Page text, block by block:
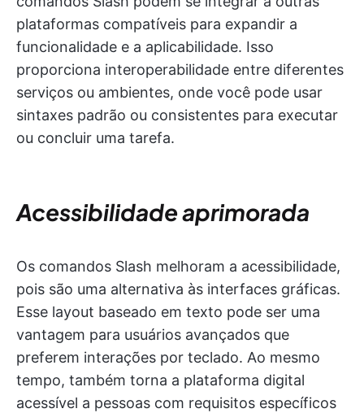
plataformas compatíveis para expandir a
funcionalidade e a aplicabilidade. Isso
proporciona interoperabilidade entre diferentes
serviços ou ambientes, onde você pode usar
sintaxes padrão ou consistentes para executar
ou concluir uma tarefa.
Acessibilidade aprimorada
Os comandos Slash melhoram a acessibilidade,
pois são uma alternativa às interfaces gráficas.
Esse layout baseado em texto pode ser uma
vantagem para usuários avançados que
preferem interações por teclado. Ao mesmo
tempo, também torna a plataforma digital
acessível a pessoas com requisitos específicos